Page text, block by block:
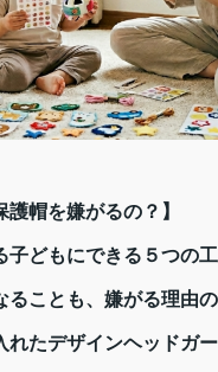
帽を嫌がるの？】
どもにできる５つの工
ことも、嫌がる理由の
たデザインヘッドガー